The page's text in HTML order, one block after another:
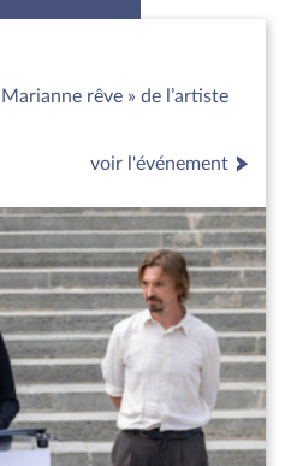
rêve » de l’artiste
voir l'événement